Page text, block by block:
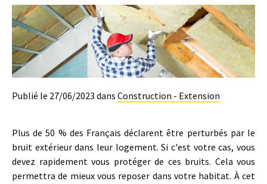
Publié le 27/06/2023 dans Construction - Extension
Plus de 50 % des Français déclarent être perturbés par le
bruit extérieur dans leur logement. Si c'est votre cas, vous
devez rapidement vous protéger de ces bruits. Cela vous
permettra de mieux vous reposer dans votre habitat. À cet